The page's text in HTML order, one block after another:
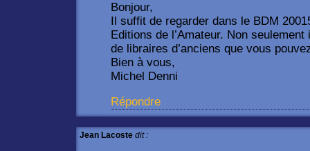
Bonjour,
Il suffit de regarder dans le BDM
Editions de l’Amateur. Non
de libraires d’anciens que vous
Bien à vous,
Michel Denni
Répondre
Jean Lacoste dit :